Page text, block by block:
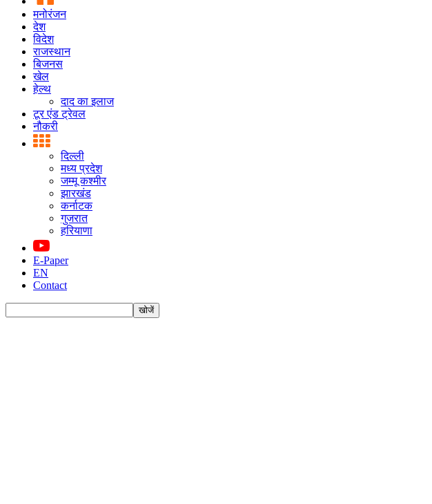
मनोरंजन
देश
विदेश
राजस्थान
बिजनस
खेल
हेल्थ
दाद का इलाज
टूर एंड ट्रेवल
नौकरी
दिल्ली
मध्य प्रदेश
जम्मू कश्मीर
झारखंड
कर्नाटक
गुजरात
हरियाणा
E-Paper
EN
Contact